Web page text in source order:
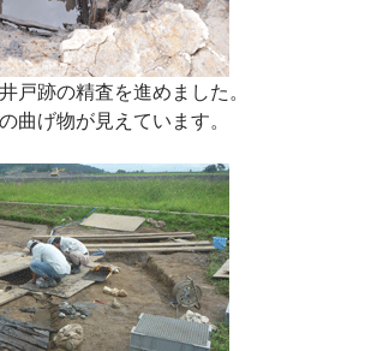
戸跡の精査を進めました。
曲げ物が見えています。